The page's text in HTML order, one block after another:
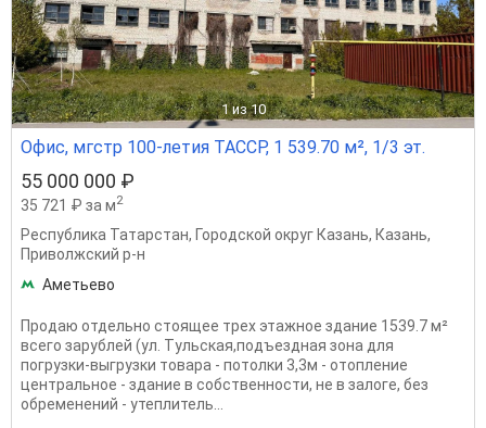
1 из 10
Офис, мгстр 100-летия ТАССР, 1 539.70 м², 1/3 эт.
55 000 000 ₽
35 721 ₽ за м2
Республика Татарстан, Городской округ Казань, Казань,
Приволжский р-н
Аметьево
Продаю отдельно стоящее трех этажное здание 1539.7 м²
всего зарублей (ул. Тульская,подъездная зона для
погрузки-выгрузки товара - потолки 3,3м - отопление
центральное - здание в собственности, не в залоге, без
обременений - утеплитель...